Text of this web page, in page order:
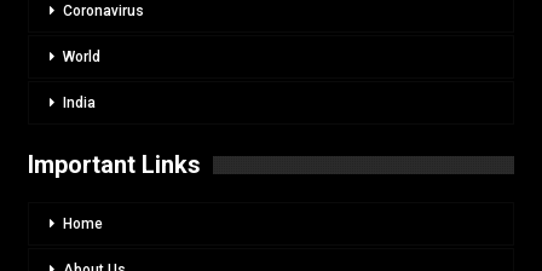
Coronavirus
World
India
Important Links
Home